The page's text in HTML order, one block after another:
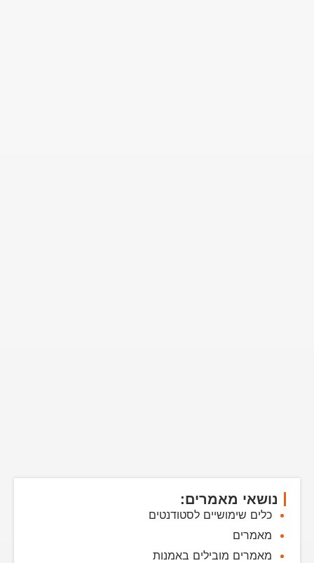
נושאי מאמרים:
כלים שימושיים לסטודנטים
מאמרים
מאמרים מובילים באמנות